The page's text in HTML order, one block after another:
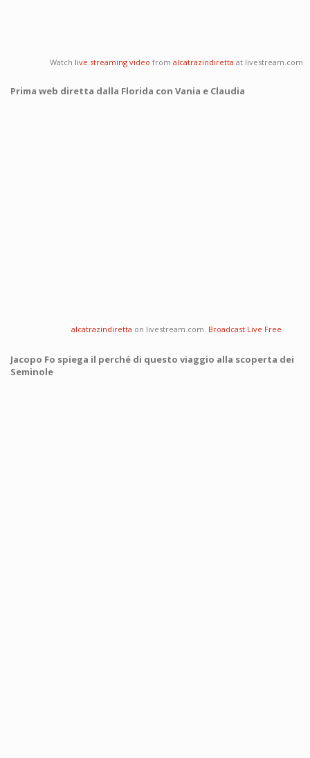
Watch live streaming video from alcatrazindiretta at livestream.com
Prima web diretta dalla Florida con Vania e Claudia
alcatrazindiretta on livestream.com. Broadcast Live Free
Jacopo Fo spiega il perché di questo viaggio alla scoperta dei
Seminole